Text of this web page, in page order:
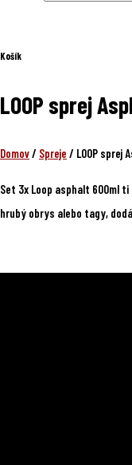
Košík
LOOP sprej
Domov/ Spreje / LOOP sprej
Set 3x Loop asphalt 600ml
hrubý obrys alebo tagy,